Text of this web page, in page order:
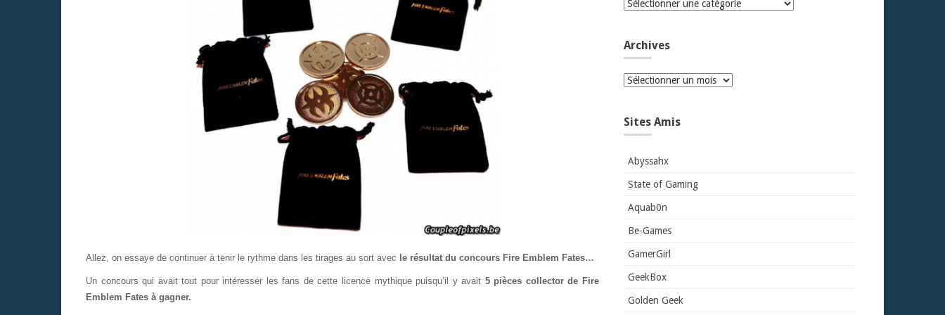
Allez, on essaye de continuer à tenir le rythme dans les tirages au sort avec le résultat du concours Fire Emblem Fates…
Un concours qui avait tout pour intéresser les fans de cette licence mythique puisqu’il y avait 5 pièces collector de Fire
Emblem Fates à gagner.
Catégories
Archives
Archives
Sites Amis
Abyssahx
State of Gaming
Aquab0n
Be-Games
GamerGirl
GeekBox
Golden Geek